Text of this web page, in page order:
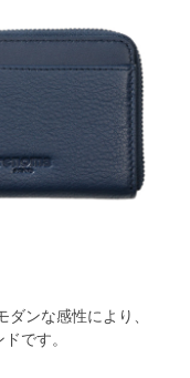
ンな感性により、
です。